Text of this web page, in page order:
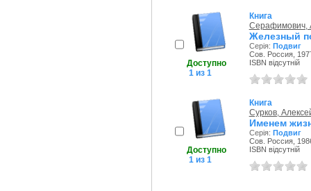
Доступно
1 из 1
Книга
Серафимович,
Железный
Серія: Подвиг
Сов. Россия,
ISBN відсутній
Доступно
1 из 1
Книга
Сурков,
Именем
Серія: Подвиг
Сов. Россия,
ISBN відсутній